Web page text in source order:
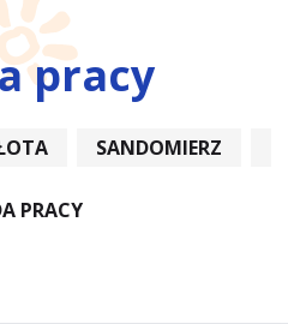
pracy
SANDOMIERZ
PRACY